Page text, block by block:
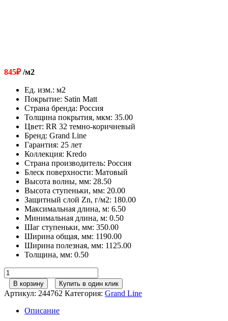
845₽/м2
Ед. изм.: м2
Покрытие: Satin Matt
Страна бренда: Россия
Толщина покрытия, мкм: 35.00
Цвет: RR 32 темно-коричневый
Бренд: Grand Line
Гарантия: 25 лет
Коллекция: Kredo
Страна производитель: Россия
Блеск поверхности: Матовый
Высота волны, мм: 28.50
Высота ступеньки, мм: 20.00
Защитный слой Zn, г/м2: 180.00
Максимальная длина, м: 6.50
Минимальная длина, м: 0.50
Шаг ступеньки, мм: 350.00
Ширина общая, мм: 1190.00
Ширина полезная, мм: 1125.00
Толщина, мм: 0.50
Количество
товара
Металлочерепица
кредо
В корзину Купить в один клик
Артикул: 244762 Категория: Grand Line
Описание